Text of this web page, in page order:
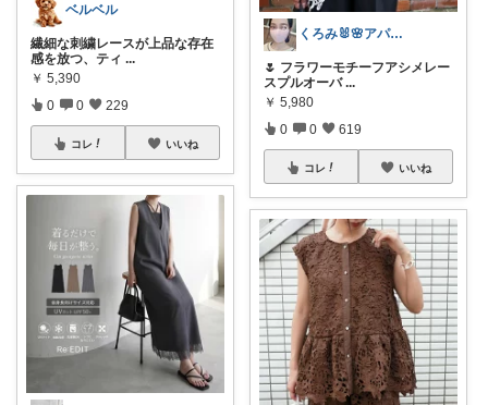
ベルベル
繊細な刺繍レースが上品な存在
感を放つ、ティ ...
￥ 5,390
0 0 229
コレ いいね
くろみ🐰🌸アパレル✨
🌷 フラワーモチーフアシメレー
スプルオーバ ...
￥ 5,980
0 0 619
コレ いいね